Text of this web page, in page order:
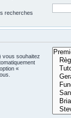
recherches
vous souhaitez
«